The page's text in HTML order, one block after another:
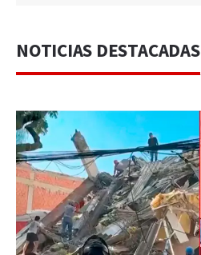
NOTICIAS DESTACADAS